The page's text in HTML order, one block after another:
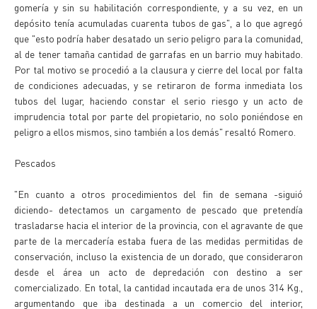
gomería y sin su habilitación correspondiente, y a su vez, en un
depósito tenía acumuladas cuarenta tubos de gas", a lo que agregó
que "esto podría haber desatado un serio peligro para la comunidad,
al de tener tamaña cantidad de garrafas en un barrio muy habitado.
Por tal motivo se procedió a la clausura y cierre del local por falta
de condiciones adecuadas, y se retiraron de forma inmediata los
tubos del lugar, haciendo constar el serio riesgo y un acto de
imprudencia total por parte del propietario, no solo poniéndose en
peligro a ellos mismos, sino también a los demás" resaltó Romero.
Pescados
"En cuanto a otros procedimientos del fin de semana -siguió
diciendo- detectamos un cargamento de pescado que pretendía
trasladarse hacia el interior de la provincia, con el agravante de que
parte de la mercadería estaba fuera de las medidas permitidas de
conservación, incluso la existencia de un dorado, que consideraron
desde el área un acto de depredación con destino a ser
comercializado. En total, la cantidad incautada era de unos 314 Kg.,
argumentando que iba destinada a un comercio del interior,